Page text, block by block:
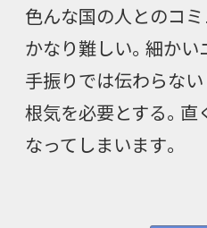
色んな国の人とのコミ
かなり難しい。細か
手振りでは伝わらな
根気を必要とする。
なってしまいます。